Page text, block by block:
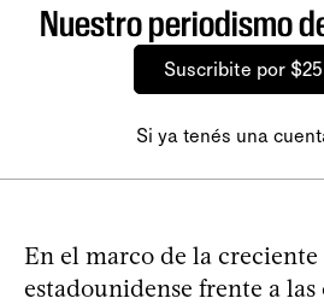
Nuestro periodismo
Suscribite por
Si ya tenés una
En el marco de la
estadounidense frente a las